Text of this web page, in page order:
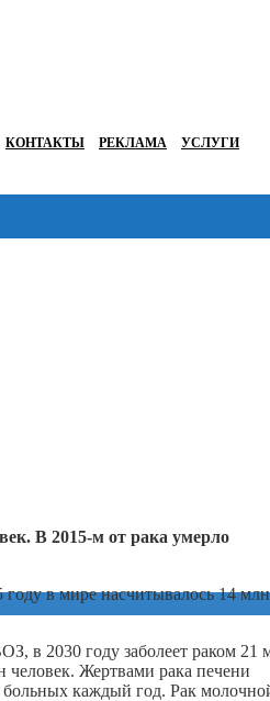
КОНТАКТЫ РЕКЛАМА УСЛУГИ
В 2015‑м от рака умерло
в мире насчитывалось 14 млн
в 2030 году заболеет раком 21
Жертвами рака печени
каждый год. Рак